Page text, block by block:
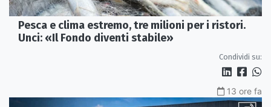
Pesca e clima estremo, tre milioni per i ristori.
Unci: «Il Fondo diventi stabile»
Condividi su:
13 ore fa